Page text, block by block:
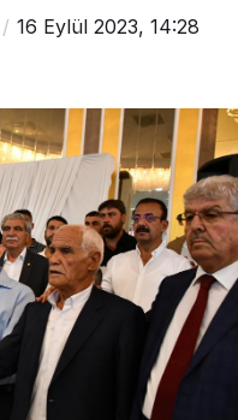
16 Eylül 2023, 14:28